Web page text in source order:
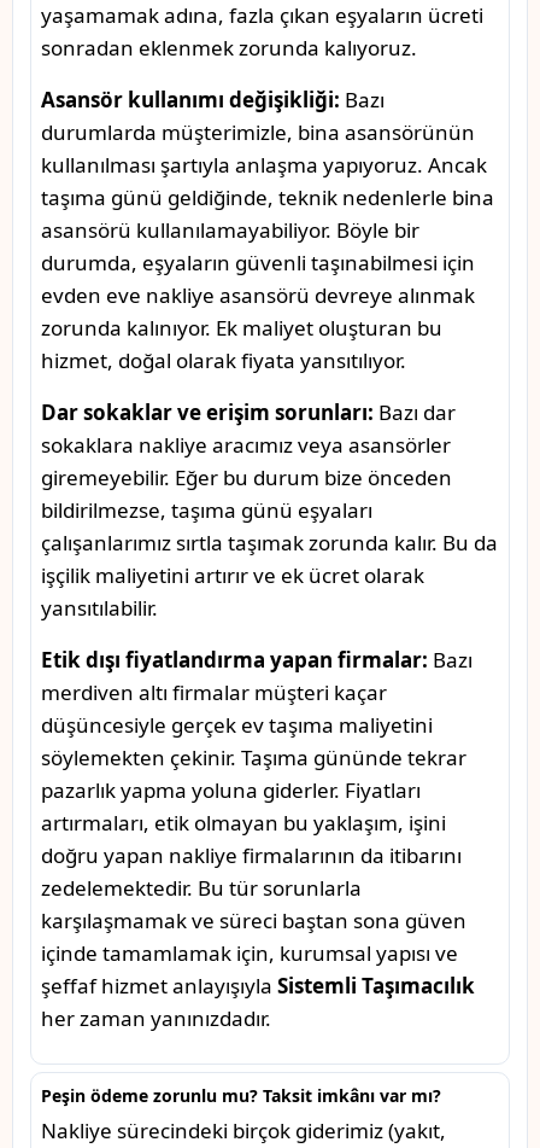
yaşamamak adına, fazla çıkan eşyaların ücreti
sonradan eklenmek zorunda kalıyoruz.
Asansör kullanımı değişikliği: Bazı
durumlarda müşterimizle, bina asansörünün
kullanılması şartıyla anlaşma yapıyoruz. Ancak
taşıma günü geldiğinde, teknik nedenlerle bina
asansörü kullanılamayabiliyor. Böyle bir
durumda, eşyaların güvenli taşınabilmesi için
evden eve nakliye asansörü devreye alınmak
zorunda kalınıyor. Ek maliyet oluşturan bu
hizmet, doğal olarak fiyata yansıtılıyor.
Dar sokaklar ve erişim sorunları: Bazı dar
sokaklara nakliye aracımız veya asansörler
giremeyebilir. Eğer bu durum bize önceden
bildirilmezse, taşıma günü eşyaları
çalışanlarımız sırtla taşımak zorunda kalır. Bu da
işçilik maliyetini artırır ve ek ücret olarak
yansıtılabilir.
Etik dışı fiyatlandırma yapan firmalar: Bazı
merdiven altı firmalar müşteri kaçar
düşüncesiyle gerçek ev taşıma maliyetini
söylemekten çekinir. Taşıma gününde tekrar
pazarlık yapma yoluna giderler. Fiyatları
artırmaları, etik olmayan bu yaklaşım, işini
doğru yapan nakliye firmalarının da itibarını
zedelemektedir. Bu tür sorunlarla
karşılaşmamak ve süreci baştan sona güven
içinde tamamlamak için, kurumsal yapısı ve
şeffaf hizmet anlayışıyla Sistemli Taşımacılık
her zaman yanınızdadır.
Peşin ödeme zorunlu mu? Taksit imkânı var mı?
Nakliye sürecindeki birçok giderimiz (yakıt,